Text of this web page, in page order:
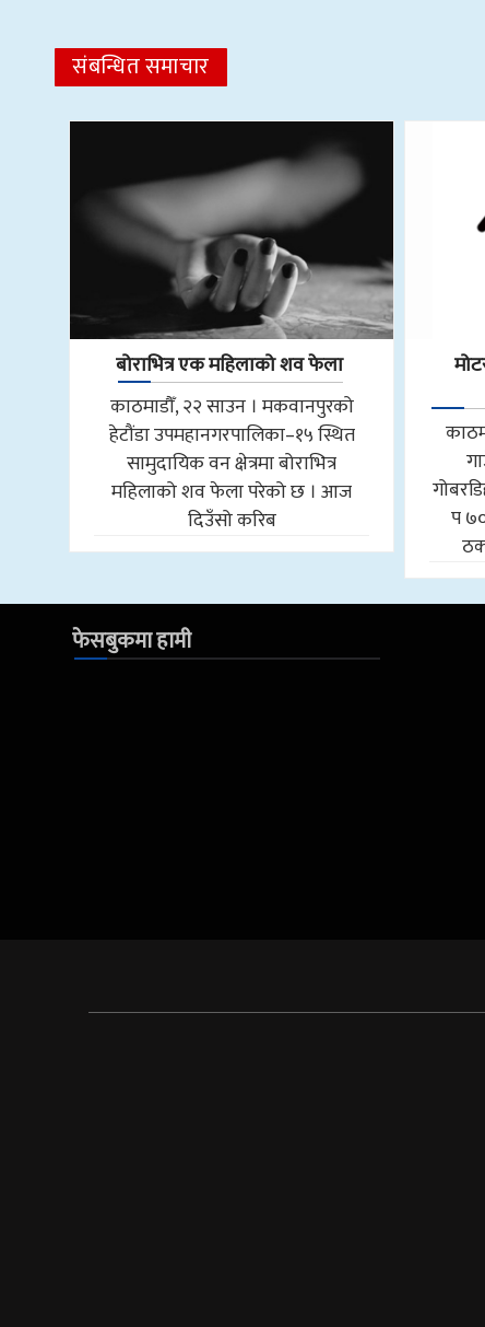
संबन्धित समाचार
बोराभित्र एक महिलाको शव फेला
काठमाडौँ, २२ साउन । मकवानपुरको
हेटौंडा उपमहानगरपालिका–१५ स्थित
सामुदायिक वन क्षेत्रमा बोराभित्र
महिलाको शव फेला परेको छ । आज
दिउँसो करिब
प
फेसबुकमा हामी